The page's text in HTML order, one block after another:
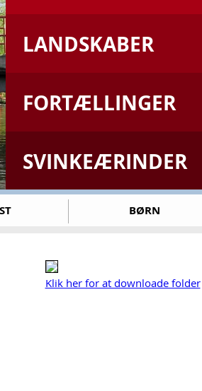
LANDSKABER
FORTÆLLINGER
SVINKEÆRINDER
BØRN
Klik her for at downloade folder